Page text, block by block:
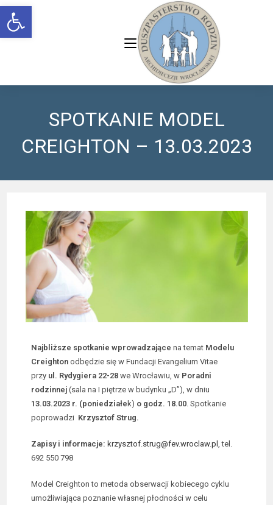
Open toolbar
SPOTKANIE MODEL
CREIGHTON – 13.03.2023
Najbliższe spotkanie wprowadzające na temat Modelu
Creighton odbędzie się w Fundacji Evangelium Vitae
przy ul. Rydygiera 22-28 we Wrocławiu, w Poradni
rodzinnej(sala na I piętrze w budynku „D”), w dniu
13.03.2023 r. (poniedziałe k) o godz. 18.00 . Spotkanie
poprowadzi Krzysztof Strug.
Zapisy i informacje: krzysztof.strug@fev.wroclaw.pl , tel.
692 550 798
Model Creighton to metoda obserwacji kobiecego cyklu
umożliwiająca poznanie własnej płodności w celu